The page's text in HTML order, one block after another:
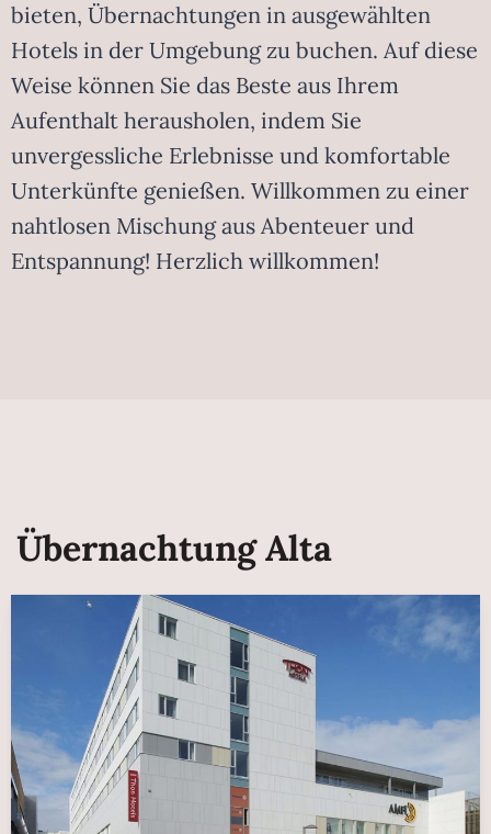
bieten, Übernachtungen in ausgewählten
Hotels in der Umgebung zu buchen. Auf diese
Weise können Sie das Beste aus Ihrem
Aufenthalt herausholen, indem Sie
unvergessliche Erlebnisse und komfortable
Unterkünfte genießen. Willkommen zu einer
nahtlosen Mischung aus Abenteuer und
Entspannung! Herzlich willkommen!
Übernachtung Alta